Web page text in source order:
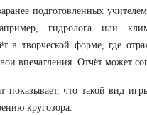
подготовленных
гидролога или
в творческой форме, где
впечатления. Отчёт может
показывает, что такой вид
кругозора.